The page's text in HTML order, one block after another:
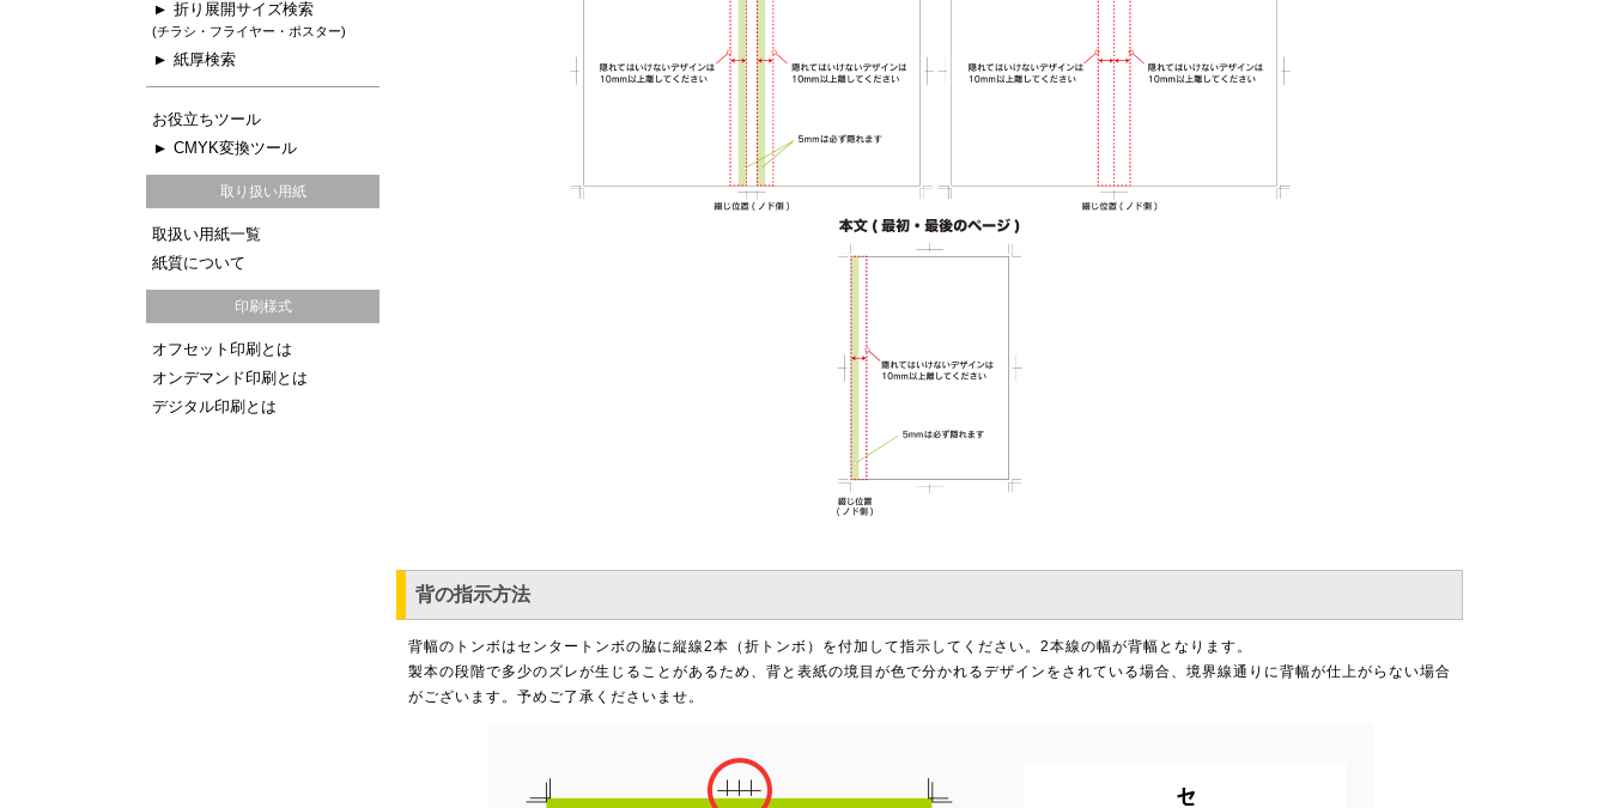
背の指示方法
背幅のトンボはセンタートンボの脇に縦線2本（折トンボ）を付加して指示してください。2本線の幅が背幅となります。
製本の段階で多少のズレが生じることがあるため、背と表紙の境目が色で分かれるデザインをされている場合、境界線通りに背幅が仕上がらない場合
がございます。予めご了承くださいませ。
折り展開サイズ検索
(チラシ・フライヤー・ポスター)
紙厚検索
お役立ちツール
CMYK変換ツール
取り扱い用紙
取扱い用紙一覧
紙質について
印刷様式
オフセット印刷とは
オンデマンド印刷とは
デジタル印刷とは